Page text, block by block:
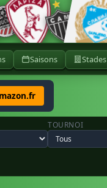
Saisons Stades
TOURNOI